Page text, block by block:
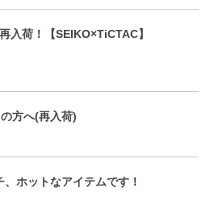
入荷！【SEIKO×TiCTAC】
方へ(再入荷)
、ホットなアイテムです！